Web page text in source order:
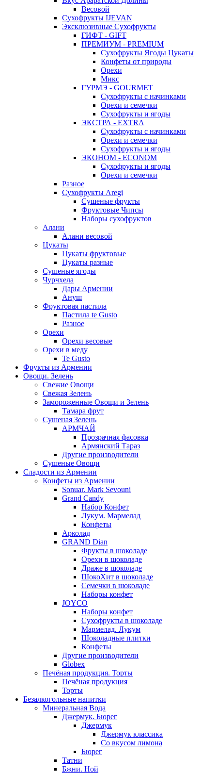
Весовой
Сухофрукты IJEVAN
Эксклюзивные Сухофрукты
ГИФТ - GIFT
ПРЕМИУМ - PREMIUM
Сухофрукты Ягоды Цукаты
Конфеты от природы
Орехи
Микс
ГУРМЭ - GOURMET
Сухофрукты с начинками
Орехи и семечки
Сухофрукты и ягоды
ЭКСТРА - EXTRA
Сухофрукты с начинками
Орехи и семечки
Сухофрукты и ягоды
ЭКОНОМ - ECONOM
Сухофрукты и ягоды
Орехи и семечки
Разное
Сухофрукты Aregi
Сушеные фрукты
Фруктовые Чипсы
Наборы сухофруктов
Алани
Алани весовой
Цукаты
Цукаты фруктовые
Цукаты разные
Сушеные ягоды
Чурчхела
Дары Армении
Ануш
Фруктовая пастила
Пастила te Gusto
Разное
Орехи
Орехи весовые
Орехи в меду
Te Gusto
Фрукты из Армении
Овощи. Зелень
Свежие Овощи
Свежая Зелень
Замороженные Овощи и Зелень
Тамара фрут
Сушеная Зелень
АРМЧАЙ
Прозрачная фасовка
Армянский Тараз
Другие производители
Сушеные Овощи
Сладости из Армении
Конфеты из Армении
Sonuar. Mark Sevouni
Grand Candy
Набор Конфет
Лукум. Мармелад
Конфеты
Арколад
GRAND Dian
Фрукты в шоколаде
Орехи в шоколаде
Драже в шоколаде
ШокоХит в шоколаде
Семечки в шоколаде
Наборы конфет
JOYCO
Наборы конфет
Сухофрукты в шоколаде
Мармелад. Лукум
Шоколадные плитки
Конфеты
Другие производители
Globex
Печёная продукция. Торты
Печёная продукция
Торты
Безалкогольные напитки
Минеральная Вода
Джермук. Бюрег
Джермук
Джермук классика
Со вкусом лимона
Бюрег
Татни
Бжни. Ной